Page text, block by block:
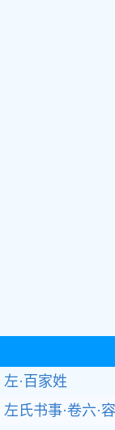
左·百家姓
左氏书事·卷六·